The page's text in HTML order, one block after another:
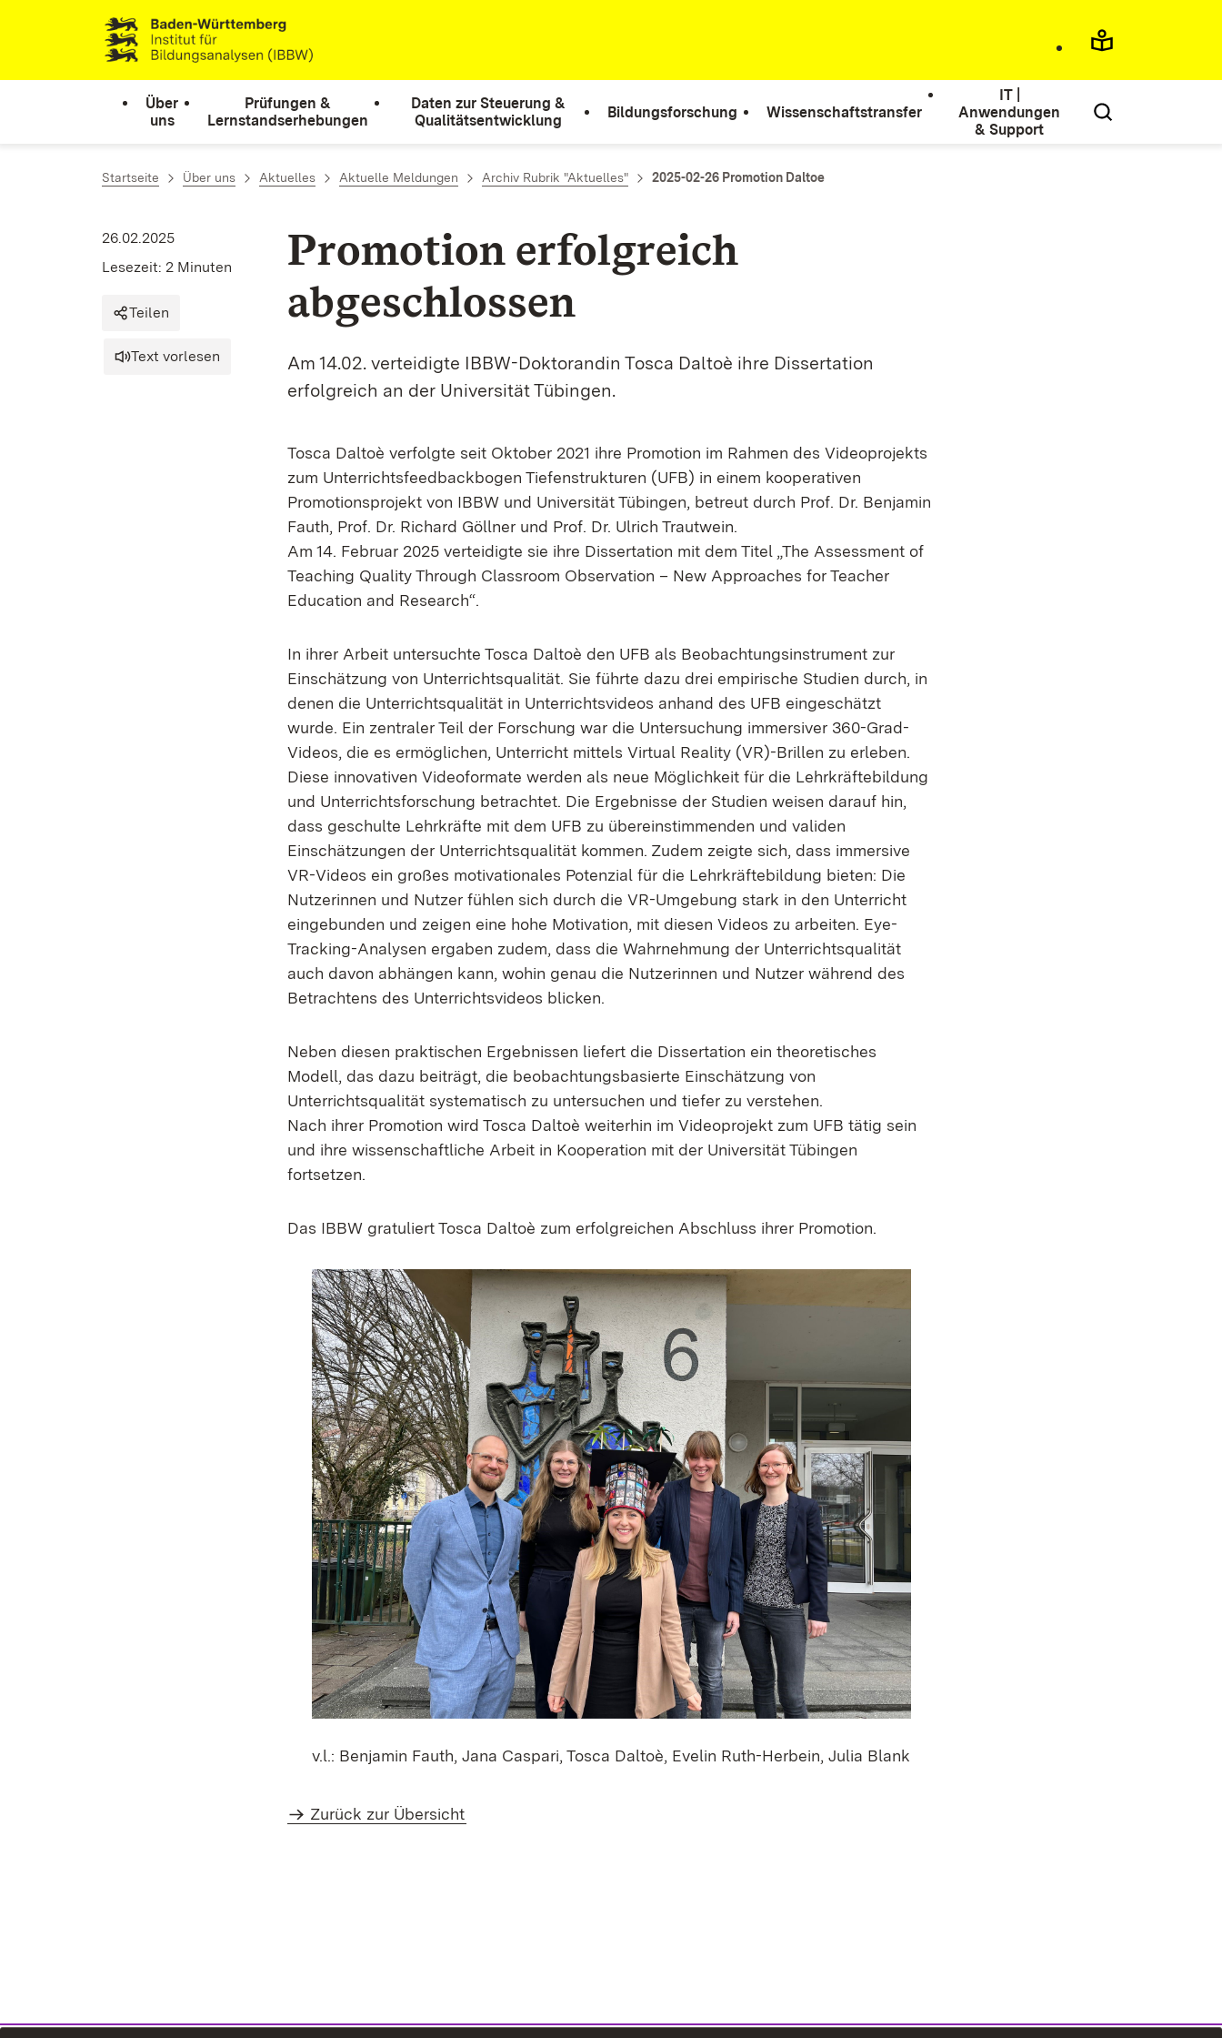
Zum Inhalt springen
Link zur Startseite
Über
uns
Prüfungen &
Lernstandserhebungen
Daten zur Steuerung &
Qualitätsentwicklung
Bildungsforschung Wissenschaftstransfer
IT |
Anwendungen
& Support
Startseite Über uns Aktuelles Aktuelle Meldungen Archiv Rubrik "Aktuelles" 2025-02-26 Promotion Daltoe
Promotion erfolgreich
abgeschlossen
Am 14.02. verteidigte IBBW-Doktorandin Tosca Daltoè ihre Dissertation
erfolgreich an der Universität Tübingen.
26.02.2025
Lesezeit: 2 Minuten
Teilen
Text vorlesen
Tosca Daltoè verfolgte seit Oktober 2021 ihre Promotion im Rahmen des Videoprojekts
zum Unterrichtsfeedbackbogen Tiefenstrukturen (UFB) in einem kooperativen
Promotionsprojekt von IBBW und Universität Tübingen, betreut durch Prof. Dr. Benjamin
Fauth, Prof. Dr. Richard Göllner und Prof. Dr. Ulrich Trautwein.
Am 14. Februar 2025 verteidigte sie ihre Dissertation mit dem Titel „The Assessment of
Teaching Quality Through Classroom Observation – New Approaches for Teacher
Education and Research“.
In ihrer Arbeit untersuchte Tosca Daltoè den UFB als Beobachtungsinstrument zur
Einschätzung von Unterrichtsqualität. Sie führte dazu drei empirische Studien durch, in
denen die Unterrichtsqualität in Unterrichtsvideos anhand des UFB eingeschätzt
wurde. Ein zentraler Teil der Forschung war die Untersuchung immersiver 360-Grad-
Videos, die es ermöglichen, Unterricht mittels Virtual Reality (VR)-Brillen zu erleben.
Diese innovativen Videoformate werden als neue Möglichkeit für die Lehrkräftebildung
und Unterrichtsforschung betrachtet. Die Ergebnisse der Studien weisen darauf hin,
dass geschulte Lehrkräfte mit dem UFB zu übereinstimmenden und validen
Einschätzungen der Unterrichtsqualität kommen. Zudem zeigte sich, dass immersive
VR-Videos ein großes motivationales Potenzial für die Lehrkräftebildung bieten: Die
Nutzerinnen und Nutzer fühlen sich durch die VR-Umgebung stark in den Unterricht
eingebunden und zeigen eine hohe Motivation, mit diesen Videos zu arbeiten. Eye-
Tracking-Analysen ergaben zudem, dass die Wahrnehmung der Unterrichtsqualität
auch davon abhängen kann, wohin genau die Nutzerinnen und Nutzer während des
Betrachtens des Unterrichtsvideos blicken.
Neben diesen praktischen Ergebnissen liefert die Dissertation ein theoretisches
Modell, das dazu beiträgt, die beobachtungsbasierte Einschätzung von
Unterrichtsqualität systematisch zu untersuchen und tiefer zu verstehen.
Nach ihrer Promotion wird Tosca Daltoè weiterhin im Videoprojekt zum UFB tätig sein
und ihre wissenschaftliche Arbeit in Kooperation mit der Universität Tübingen
fortsetzen.
Das IBBW gratuliert Tosca Daltoè zum erfolgreichen Abschluss ihrer Promotion.
v.l.: Benjamin Fauth, Jana Caspari, Tosca Daltoè, Evelin Ruth-Herbein, Julia Blank
Zurück zur Übersicht